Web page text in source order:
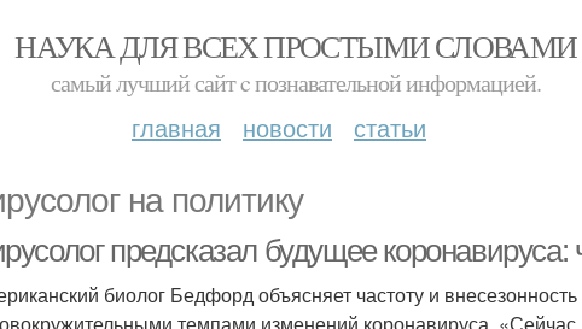
НАУКА ДЛЯ ВСЕХ ПРОСТЫМИ СЛОВАМИ
самый лучший сайт c познавательной информацией.
главная новости статьи
на политику
предсказал будущее
биолог Бедфорд объясняет частоту и